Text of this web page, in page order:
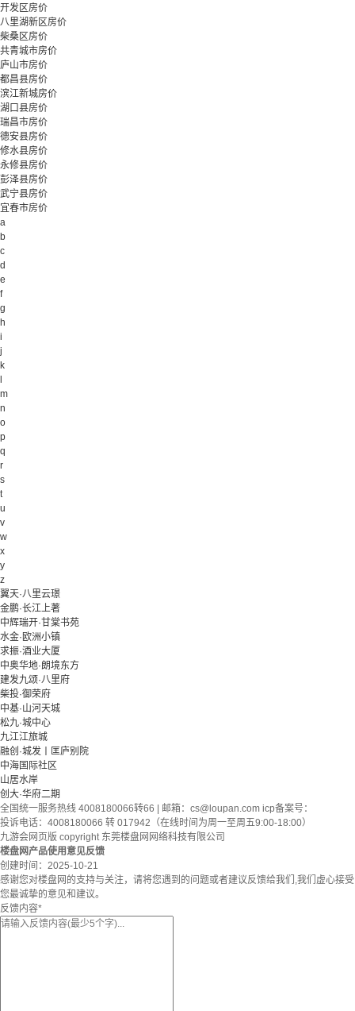
开发区房价
八里湖新区房价
柴桑区房价
共青城市房价
庐山市房价
都昌县房价
滨江新城房价
湖口县房价
瑞昌市房价
德安县房价
修水县房价
永修县房价
彭泽县房价
武宁县房价
宜春市房价
a
b
c
d
e
f
g
h
i
j
k
m
n
o
p
q
r
s
t
u
v
w
x
y
z
翼天·八里云璟
金鹏·长江上著
中辉瑞开·甘棠书苑
水金·欧洲小镇
求振·酒业大厦
中奥华地·朗境东方
建发九颂·八里府
柴投·御荣府
中基·山河天城
松九·城中心
九江江旅城
融创·城发丨匡庐别院
中海国际社区
山居水岸
创大·华府二期
全国统一服务热线 4008180066转66 | 邮箱： cs@loupan.com icp备案号：
投诉电话：4008180066 转 017942（在线时间为周一至周五9:00-18:00）
九游会网页版 copyright 东莞楼盘网网络科技有限公司
楼盘网产品使用意见反馈
创建时间： 2025-10-21
感谢您对楼盘网的支持与关注，请将您遇到的问题或者建议反馈给我们,我们虚心接受
您最诚挚的意见和建议。
反馈内容*